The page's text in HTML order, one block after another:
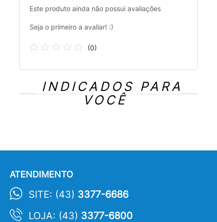
Este produto ainda não possui avaliações
Seja o primeiro a avaliar! :)
(0)
INDICADOS PARA
VOCÊ
ATENDIMENTO
SITE: (43) 3377-6686
LOJA: (43) 3377-6800